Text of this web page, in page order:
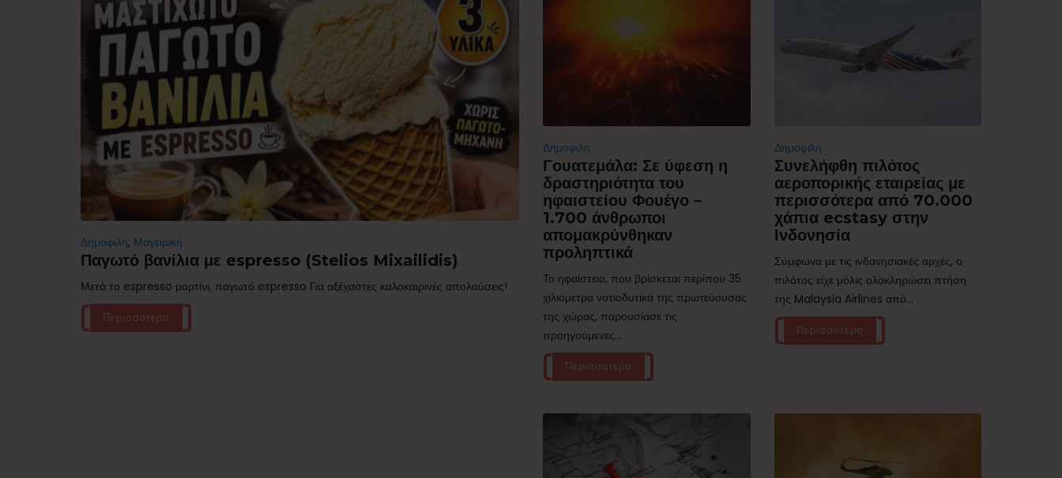
Δημοφιλή, Μαγειρική
Παγωτό βανίλια με espresso (Stelios Mixailidis)
Μετά το espresso μαρτίνι, παγωτό espresso Για αξέχαστες καλοκαιρινές απολαύσεις!
Περισσότερα
Δημοφιλή
Γουατεμάλα: Σε ύφεση η
δραστηριότητα του
ηφαιστείου Φουέγο –
1.700 άνθρωποι
απομακρύνθηκαν
προληπτικά
Το ηφαίστειο, που βρίσκεται περίπου 35
χιλιόμετρα νοτιοδυτικά της πρωτεύουσας
της χώρας, παρουσίασε τις
προηγούμενες...
Περισσότερα
Δημοφιλή
Συνελήφθη πιλότος
αεροπορικής εταιρείας με
περισσότερα από 70.000
χάπια ecstasy στην
Ινδονησία
Σύμφωνα με τις ινδονησιακές αρχές, ο
πιλότος είχε μόλις ολοκληρώσει πτήση
της Malaysia Airlines από...
Περισσότερα